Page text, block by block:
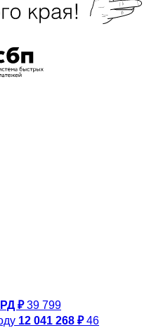
₽ 39 799
12 041 268 ₽ 46